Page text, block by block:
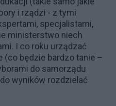
i rządzi - z tymi
specjalistami,
ministerstwo niech
I co roku urządzać
(co będzie bardzo tanie –
do samorządu
wyników rozdzielać